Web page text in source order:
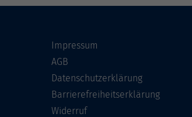
Impressum
AGB
Datenschutzerklärung
Barrierefreiheitserklärung
Widerruf